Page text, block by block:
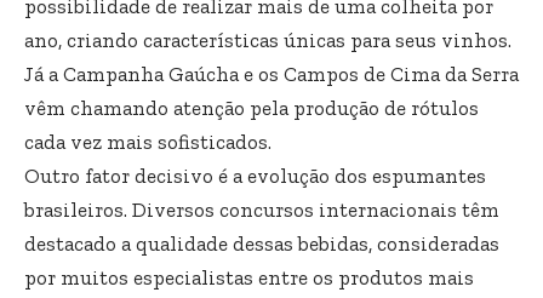
possibilidade de realizar mais de uma colheita por
ano, criando características únicas para seus vinhos.
Já a Campanha Gaúcha e os Campos de Cima da Serra
vêm chamando atenção pela produção de rótulos
cada vez mais sofisticados.
Outro fator decisivo é a evolução dos espumantes
brasileiros. Diversos concursos internacionais têm
destacado a qualidade dessas bebidas, consideradas
por muitos especialistas entre os produtos mais